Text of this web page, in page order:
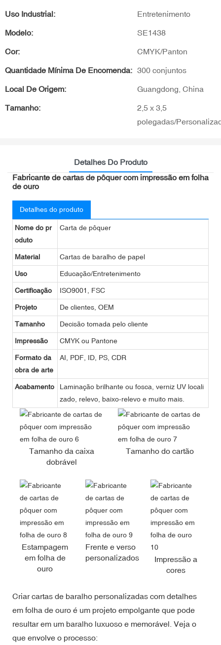
Uso Industrial: Entretenimento
Modelo: SE1438
Cor: CMYK/Panton
Quantidade Mínima De Encomenda: 300 conjuntos
Local De Origem: Guangdong, China
Tamanho:
2,5 x 3,5
polegadas/
Detalhes Do Produto
Fabricante de cartas de pôquer com impressão em folha
de ouro
Detalhes do produto
Nome do pr
oduto
Carta de pôquer
Material Cartas de baralho de papel
Uso Educação/Entretenimento
Certificação ISO9001, FSC
Projeto De clientes, OEM
Tamanho Decisão tomada pelo cliente
Impressão CMYK ou Pantone
Formato da
obra de arte
AI, PDF, ID, PS, CDR
Acabamento
Laminação brilhante ou fosca, verniz UV locali
zado, relevo, baixo-relevo e muito mais.
Tamanho da caixa
dobrável
Tamanho do cartão
Estampagem
em folha de
ouro
Frente e verso
personalizados
Impressão a
cores
Criar cartas de baralho personalizadas com detalhes
em folha de ouro é um projeto empolgante que pode
resultar em um baralho luxuoso e memorável. Veja o
que envolve o processo: